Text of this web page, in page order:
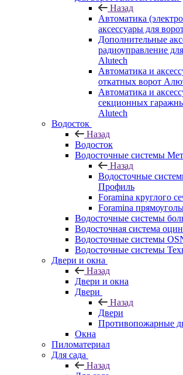
Назад
Автоматика
аксессуары для
Дополнительные
радиоуправление
Alutech
Автоматика и
откатных ворот
Автоматика и
секционных
Alutech
Водосток
Назад
Водосток
Водосточные системы
Назад
Водосточные
Профиль
Foramina круглого
Foramina
Водосточные системы
Водосточная система
Водосточные системы
Водосточные системы
Двери и окна
Назад
Двери и окна
Двери
Назад
Двери
Противопожарные
Окна
Пиломатериал
Для сада
Назад